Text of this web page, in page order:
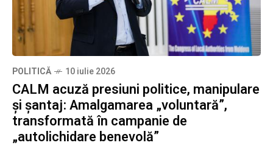
POLITICĂ 10 iulie 2026
CALM acuză presiuni politice, manipulare
și șantaj: Amalgamarea „voluntară”,
transformată în campanie de
„autolichidare benevolă”